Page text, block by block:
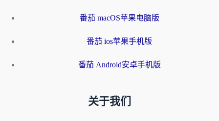
番茄 macOS苹果电脑版
番茄 ios苹果手机版
番茄 Android安卓手机版
关于我们